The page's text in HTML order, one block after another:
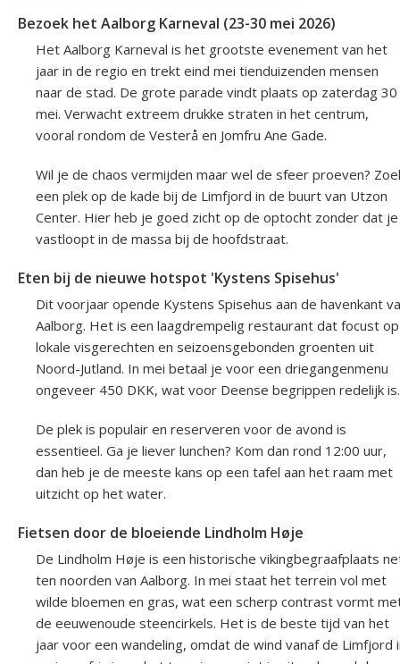
Bezoek het Aalborg Karneval (23-30 mei 2026)
Het Aalborg Karneval is het grootste evenement van het
jaar in de regio en trekt eind mei tienduizenden mensen
naar de stad. De grote parade vindt plaats op zaterdag 30
mei. Verwacht extreem drukke straten in het centrum,
vooral rondom de Vesterå en Jomfru Ane Gade.
Wil je de chaos vermijden maar wel de sfeer proeven?
een plek op de kade bij de Limfjord in de buurt van Utzon
Center. Hier heb je goed zicht op de optocht zonder dat je
vastloopt in de massa bij de hoofdstraat.
Eten bij de nieuwe hotspot 'Kystens Spisehus'
Dit voorjaar opende Kystens Spisehus aan de havenkant
Aalborg. Het is een laagdrempelig restaurant dat focust op
lokale visgerechten en seizoensgebonden groenten uit
Noord-Jutland. In mei betaal je voor een driegangenmenu
ongeveer 450 DKK, wat voor Deense begrippen redelijk is.
De plek is populair en reserveren voor de avond is
essentieel. Ga je liever lunchen? Kom dan rond 12:00 uur,
dan heb je de meeste kans op een tafel aan het raam met
uitzicht op het water.
Fietsen door de bloeiende Lindholm Høje
De Lindholm Høje is een historische vikingbegraafplaats
ten noorden van Aalborg. In mei staat het terrein vol met
wilde bloemen en gras, wat een scherp contrast vormt
de eeuwenoude steencirkels. Het is de beste tijd van het
jaar voor een wandeling, omdat de wind vanaf de Limfjord